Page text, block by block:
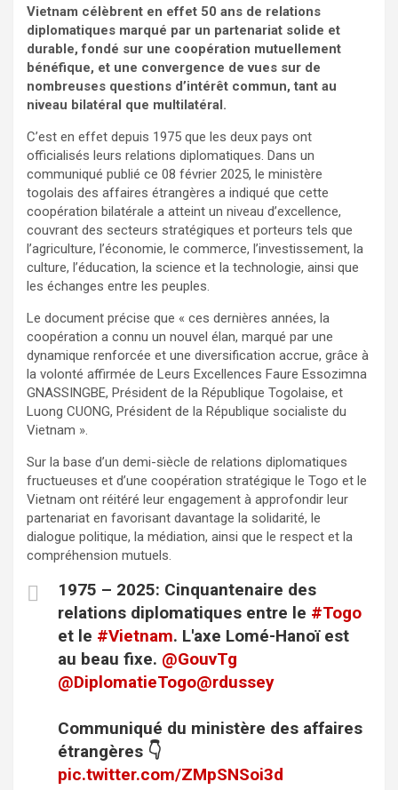
Vietnam célèbrent en effet 50 ans de relations
diplomatiques marqué par un partenariat solide et
durable, fondé sur une coopération mutuellement
bénéfique, et une convergence de vues sur de
nombreuses questions d’intérêt commun, tant au
niveau bilatéral que multilatéral.
C’est en effet depuis 1975 que les deux pays ont
officialisés leurs relations diplomatiques. Dans un
communiqué publié ce 08 février 2025, le ministère
togolais des affaires étrangères a indiqué que cette
coopération bilatérale a atteint un niveau d’excellence,
couvrant des secteurs stratégiques et porteurs tels que
l’agriculture, l’économie, le commerce, l’investissement, la
culture, l’éducation, la science et la technologie, ainsi que
les échanges entre les peuples.
Le document précise que « ces dernières années, la
coopération a connu un nouvel élan, marqué par une
dynamique renforcée et une diversification accrue, grâce à
la volonté affirmée de Leurs Excellences Faure Essozimna
GNASSINGBE, Président de la République Togolaise, et
Luong CUONG, Président de la République socialiste du
Vietnam ».
Sur la base d’un demi-siècle de relations diplomatiques
fructueuses et d’une coopération stratégique le Togo et le
Vietnam ont réitéré leur engagement à approfondir leur
partenariat en favorisant davantage la solidarité, le
dialogue politique, la médiation, ainsi que le respect et la
compréhension mutuels.
1975 – 2025: Cinquantenaire des
relations diplomatiques entre le #Togo
et le #Vietnam. L'axe Lomé-Hanoï est
au beau fixe. @GouvTg
@DiplomatieTogo@rdussey
Communiqué du ministère des affaires
étrangères 👇
pic.twitter.com/ZMpSNSoi3d